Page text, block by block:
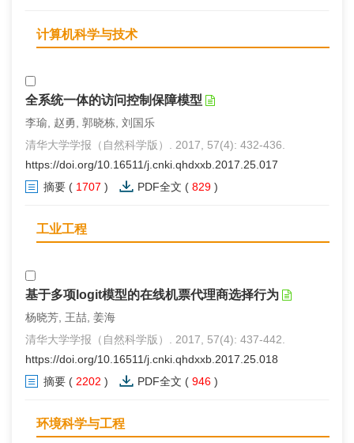
计算机科学与技术
全系统一体的访问控制保障模型
李瑜, 赵勇, 郭晓栋, 刘国乐
清华大学学报（自然科学版）. 2017, 57(4): 432-436.
https://doi.org/10.16511/j.cnki.qhdxxb.2017.25.017
摘要 ( 1707 ) PDF全文 ( 829 )
工业工程
基于多项logit模型的在线机票代理商选择行为
杨晓芳, 王喆, 姜海
清华大学学报（自然科学版）. 2017, 57(4): 437-442.
https://doi.org/10.16511/j.cnki.qhdxxb.2017.25.018
摘要 ( 2202 ) PDF全文 ( 946 )
环境科学与工程